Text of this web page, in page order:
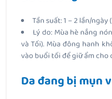
Tần suất: 1 – 2 lần/
Lý do: Mùa hè nắng
và Tối). Mùa đông hanh
vào buổi tối để giữ ẩm cho
Da đang bị mụn